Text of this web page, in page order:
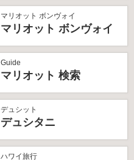
マリオット ボンヴォイ
マリオット ボンヴォイ
Guide
マリオット 検索
デュシット
デュシタニ
ハワイ旅行